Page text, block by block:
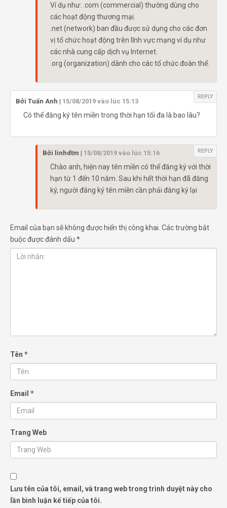
Ví dụ như: .com (commercial) thường dùng cho
các hoạt động thương mại.
.net (network) ban đầu được sử dụng cho các đơn
vị tổ chức hoạt động trên lĩnh vực mạng ví dụ như
các nhà cung cấp dịch vụ Internet.
.org (organization) dành cho các tổ chức đoàn thể.
Bởi Tuấn Anh
REPLY
| 15/08/2019 vào lúc 15:13
Có thể đăng ký tên miền trong thời hạn tối đa là bao lâu?
Bởi linhdtm REPLY
| 15/08/2019 vào lúc 15:16
Chào anh, hiện nay tên miền có thể đăng ký với thời
hạn từ 1 đến 10 năm. Sau khi hết thời hạn đã đăng
ký, người đăng ký tên miền cần phải đăng ký lại
Email của bạn sẽ không được hiển thị công khai. Các trường bắt
buộc được đánh dấu *
Tên *
Email *
Trang Web
Lưu tên của tôi, email, và trang web trong trình duyệt này cho
lần bình luận kế tiếp của tôi.